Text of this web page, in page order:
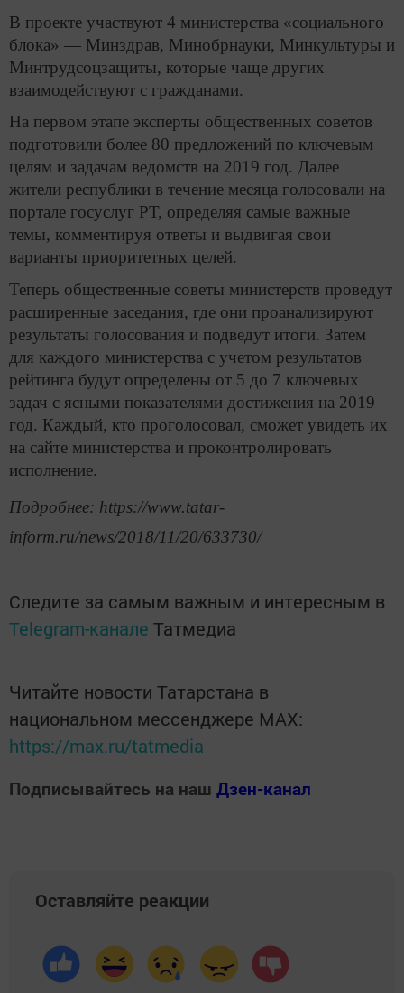
В проекте участвуют 4 министерства «социального
блока» — Минздрав, Минобрнауки, Минкультуры и
Минтрудсоцзащиты, которые чаще других
взаимодействуют с гражданами.
На первом этапе эксперты общественных советов
подготовили более 80 предложений по ключевым
целям и задачам ведомств на 2019 год. Далее
жители республики в течение месяца голосовали на
портале госуслуг РТ, определяя самые важные
темы, комментируя ответы и выдвигая свои
варианты приоритетных целей.
Теперь общественные советы министерств проведут
расширенные заседания, где они проанализируют
результаты голосования и подведут итоги. Затем
для каждого министерства с учетом результатов
рейтинга будут определены от 5 до 7 ключевых
задач с ясными показателями достижения на 2019
год. Каждый, кто проголосовал, сможет увидеть их
на сайте министерства и проконтролировать
исполнение.
Подробнее: https://www.tatar-
inform.ru/news/2018/11/20/633730/
Следите за самым важным и интересным в
Telegram-канале Татмедиа
Читайте новости Татарстана в
национальном мессенджере MАХ:
https://max.ru/tatmedia
Подписывайтесь на наш Дзен-канал
Оставляйте реакции